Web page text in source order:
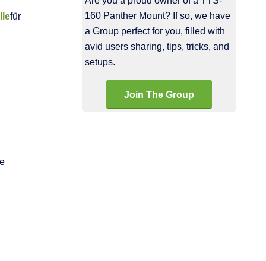
für
160 Panther Mount? If so, we have
a Group perfect for you, filled with
avid users sharing, tips, tricks, and
setups.
Join The Group